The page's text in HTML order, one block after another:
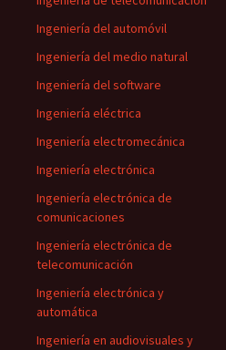
Ingeniería del automóvil
Ingeniería del medio natural
Ingeniería del software
Ingeniería eléctrica
Ingeniería electromecánica
Ingeniería electrónica
Ingeniería electrónica de
comunicaciones
Ingeniería electrónica de
telecomunicación
Ingeniería electrónica y
automática
Ingeniería en audiovisuales y